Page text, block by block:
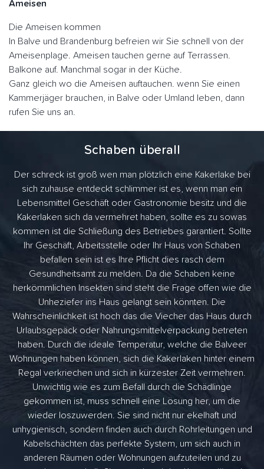
Ameisen
Die Ameisen kommen
In Balve und Brandenburg befreien wir Sie schnell von der
Ameisenplage. Ameisen tauchen gerne auf Terrassen.
Balkone auf. Manchmal sogar in der Küche.
Ganz gleich wo die Ameisen auftauchen. wenn Sie einen
Kammerjäger brauchen, in Balve oder Umland leben, dann
rufen Sie uns an.
Schaben überall
Der schreck ist groß wen man plötzlich eine Kakerlake bei
sich zuhause entdeckt schlimmer ist es, wenn man ein
Lebensmittel Geschäft oder Gastronomie besitz und die
Kakerlaken sich da vermehret haben, sollte es zu sowas
kommen ist die Schließung des Betriebes garantiert. Sollte
Ihr Geschäft, Arbeitsstelle oder Ihr Haus von Schaben
befallen sein ist es Ihre Pflicht dies rasch dem
Gesundheitsamt zu melden. Da die Schaben keine
herkömmlichen Insekten sind steht die Frage offen wie die
Unheziefer ins Haus gelangt sein könnten. Die
Wahrscheinlichkeit ist hoch das die Viecher das Haus durch
Urlaubsgepäck oder Nahrungsmittelverpackung betreten
haben. Durch die ideale Temperatur, welche die Balveer
Wohnungen haben können, sich die Kakerlaken hinter einem
Regal verkriechen und sich in kürzester Zeit vermehren.
Unwichtig wie es zum Befall durch die Schädlinge
gekommen ist, muss schnell eine Lösung her, um die
wieder loszuwerden. Sie sind nicht nur ekelhaft und
unhygienisch, sondern finden auch durch Rohrleitungen und
Kabelschächten das perfekte System, um sich auch in
anderen Räumen oder Wohnungen aufzuteilen und zu